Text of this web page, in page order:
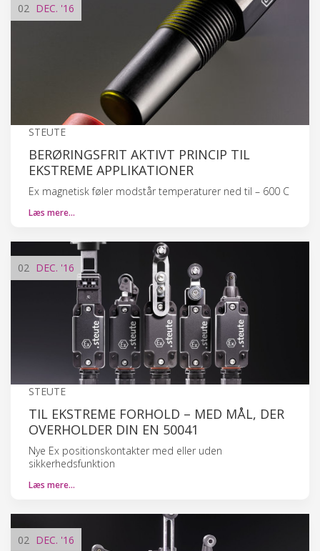
02 DEC. '16
STEUTE
BERØRINGSFRIT AKTIVT PRINCIP TIL
EKSTREME APPLIKATIONER
Ex magnetisk føler modstår temperaturer ned til – 600 C
Læs mere…
02 DEC. '16
STEUTE
TIL EKSTREME FORHOLD – MED MÅL, DER
OVERHOLDER DIN EN 50041
Nye Ex positionskontakter med eller uden
sikkerhedsfunktion
Læs mere…
02 DEC. '16